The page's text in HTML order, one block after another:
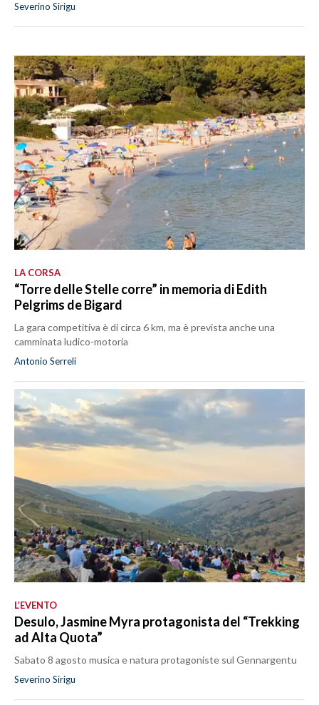
Severino Sirigu
LA CORSA
“Torre delle Stelle corre” in memoria di Edith
Pelgrims de Bigard
La gara competitiva è di circa 6 km, ma è prevista anche una
camminata ludico-motoria
Antonio Serreli
L’EVENTO
Desulo, Jasmine Myra protagonista del “Trekking
ad Alta Quota”
Sabato 8 agosto musica e natura protagoniste sul Gennargentu
Severino Sirigu